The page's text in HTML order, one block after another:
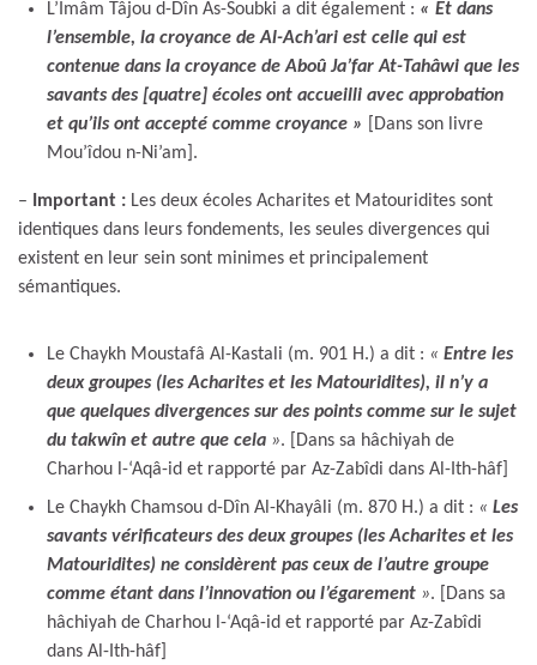
L’Imâm Tâjou d-Dîn As-Soubki a dit également : « Et dans
l’ensemble, la croyance de Al-Ach’ari est celle qui est
contenue dans la croyance de Aboû Ja’far At-Tahâwi que les
savants des [quatre] écoles ont accueilli avec approbation
et qu’ils ont accepté comme croyance »
[Dans son livre
Mou’îdou n-Ni’am].
– Important : Les deux écoles Acharites et Matouridites sont
identiques dans leurs fondements, les seules divergences qui
existent en leur sein sont minimes et principalement
sémantiques.
Le Chaykh Moustafâ Al-Kastali (m. 901 H.) a dit : « Entre les
deux groupes (les Acharites et les Matouridites), il n’y a
que quelques divergences sur des points comme sur le sujet
du takwîn et autre que cela ». [Dans sa hâchiyah de
Charhou l-‘Aqâ-id et rapporté par Az-Zabîdi dans Al-Ith-hâf]
Le Chaykh Chamsou d-Dîn Al-Khayâli (m. 870 H.) a dit : « Les
savants vérificateurs des deux groupes (les Acharites et les
Matouridites) ne considèrent pas ceux de l’autre groupe
comme étant dans l’innovation ou l’égarement ». [Dans sa
hâchiyah de Charhou l-‘Aqâ-id et rapporté par Az-Zabîdi
dans Al-Ith-hâf]